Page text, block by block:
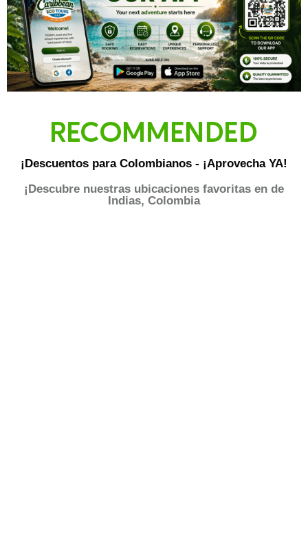
¡Descuentos para Colombianos - ¡Aprovecha YA!
¡Descubre nuestras ubicaciones favoritas en de
Indias, Colombia